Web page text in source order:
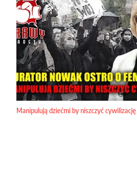
Manipulują dziećmi by niszczyć cywilizację